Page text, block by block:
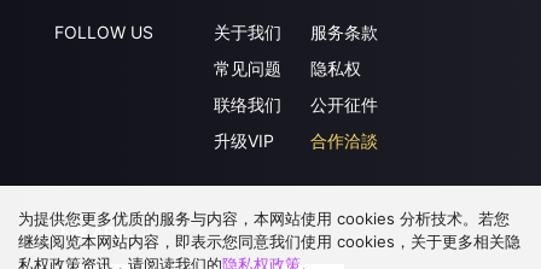
FOLLOW US
关于我们
常见问题
联络我们
升级VIP
服务条款
隐私权
公开征件
合作洽談
下载 APP
为提供您更多优质的服务与内容，本网站使用 cookies 分析技术。若您
继续阅览本网站内容，即表示您同意我们使用 cookies，关于更多相关隐
私权政策资讯，请阅读我们的隐私权政策。